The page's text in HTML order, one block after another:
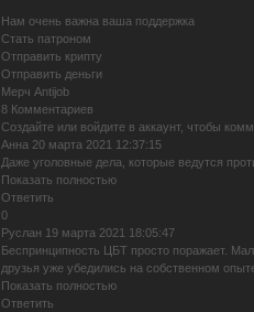
Нам очень важна ваша поддержка
Стать патроном
Отправить крипту
Отправить деньги
Мерч Antijob
8 Комментариев
Создайте или войдите в аккаунт, чтобы
Анна 20 марта 2021 12:37:15
Даже уголовные дела, которые ведутся
Показать полностью
Ответить
0
Руслан 19 марта 2021 18:05:47
Беспринципность ЦБТ просто поражает.
друзья уже убедились на собственном
Показать полностью
Ответить